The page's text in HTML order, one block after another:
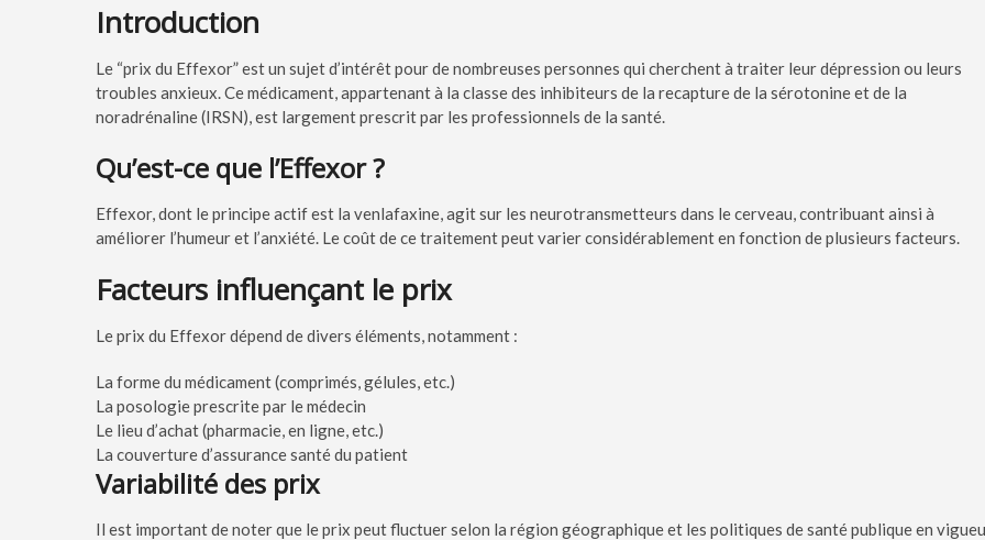
Introduction
Le “prix du Effexor” est un sujet d’intérêt pour de nombreuses personnes qui cherchent à traiter leur dépression ou leurs
troubles anxieux. Ce médicament, appartenant à la classe des inhibiteurs de la recapture de la sérotonine et de la
noradrénaline (IRSN), est largement prescrit par les professionnels de la santé.
Qu’est-ce que l’Effexor ?
Effexor, dont le principe actif est la venlafaxine, agit sur les neurotransmetteurs dans le cerveau, contribuant ainsi à
améliorer l’humeur et l’anxiété. Le coût de ce traitement peut varier considérablement en fonction de plusieurs facteurs.
Facteurs influençant le prix
Le prix du Effexor dépend de divers éléments, notamment :
La forme du médicament (comprimés, gélules, etc.)
La posologie prescrite par le médecin
Le lieu d’achat (pharmacie, en ligne, etc.)
La couverture d’assurance santé du patient
Variabilité des prix
Il est important de noter que le prix peut fluctuer selon la région géographique et les politiques de santé publique en